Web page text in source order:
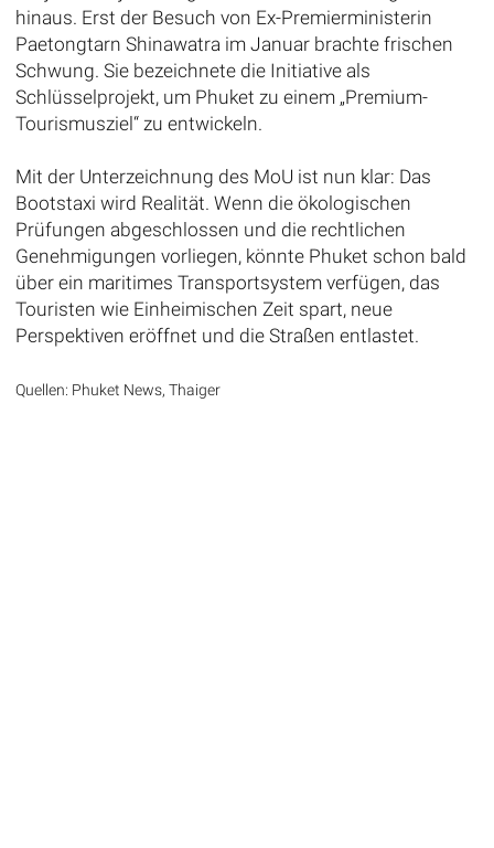
hinaus. Erst der Besuch von Ex-Premierministerin
Paetongtarn Shinawatra im Januar brachte frischen
Schwung. Sie bezeichnete die Initiative als
Schlüsselprojekt, um Phuket zu einem „Premium-
Tourismusziel“ zu entwickeln.
Mit der Unterzeichnung des MoU ist nun klar: Das
Bootstaxi wird Realität. Wenn die ökologischen
Prüfungen abgeschlossen und die rechtlichen
Genehmigungen vorliegen, könnte Phuket schon bald
über ein maritimes Transportsystem verfügen, das
Touristen wie Einheimischen Zeit spart, neue
Perspektiven eröffnet und die Straßen entlastet.
Quellen: Phuket News, Thaiger